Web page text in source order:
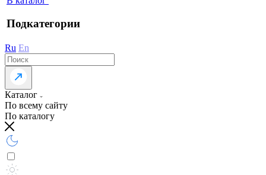
Подкатегории
Ru En
Каталог
По всему сайту
По каталогу